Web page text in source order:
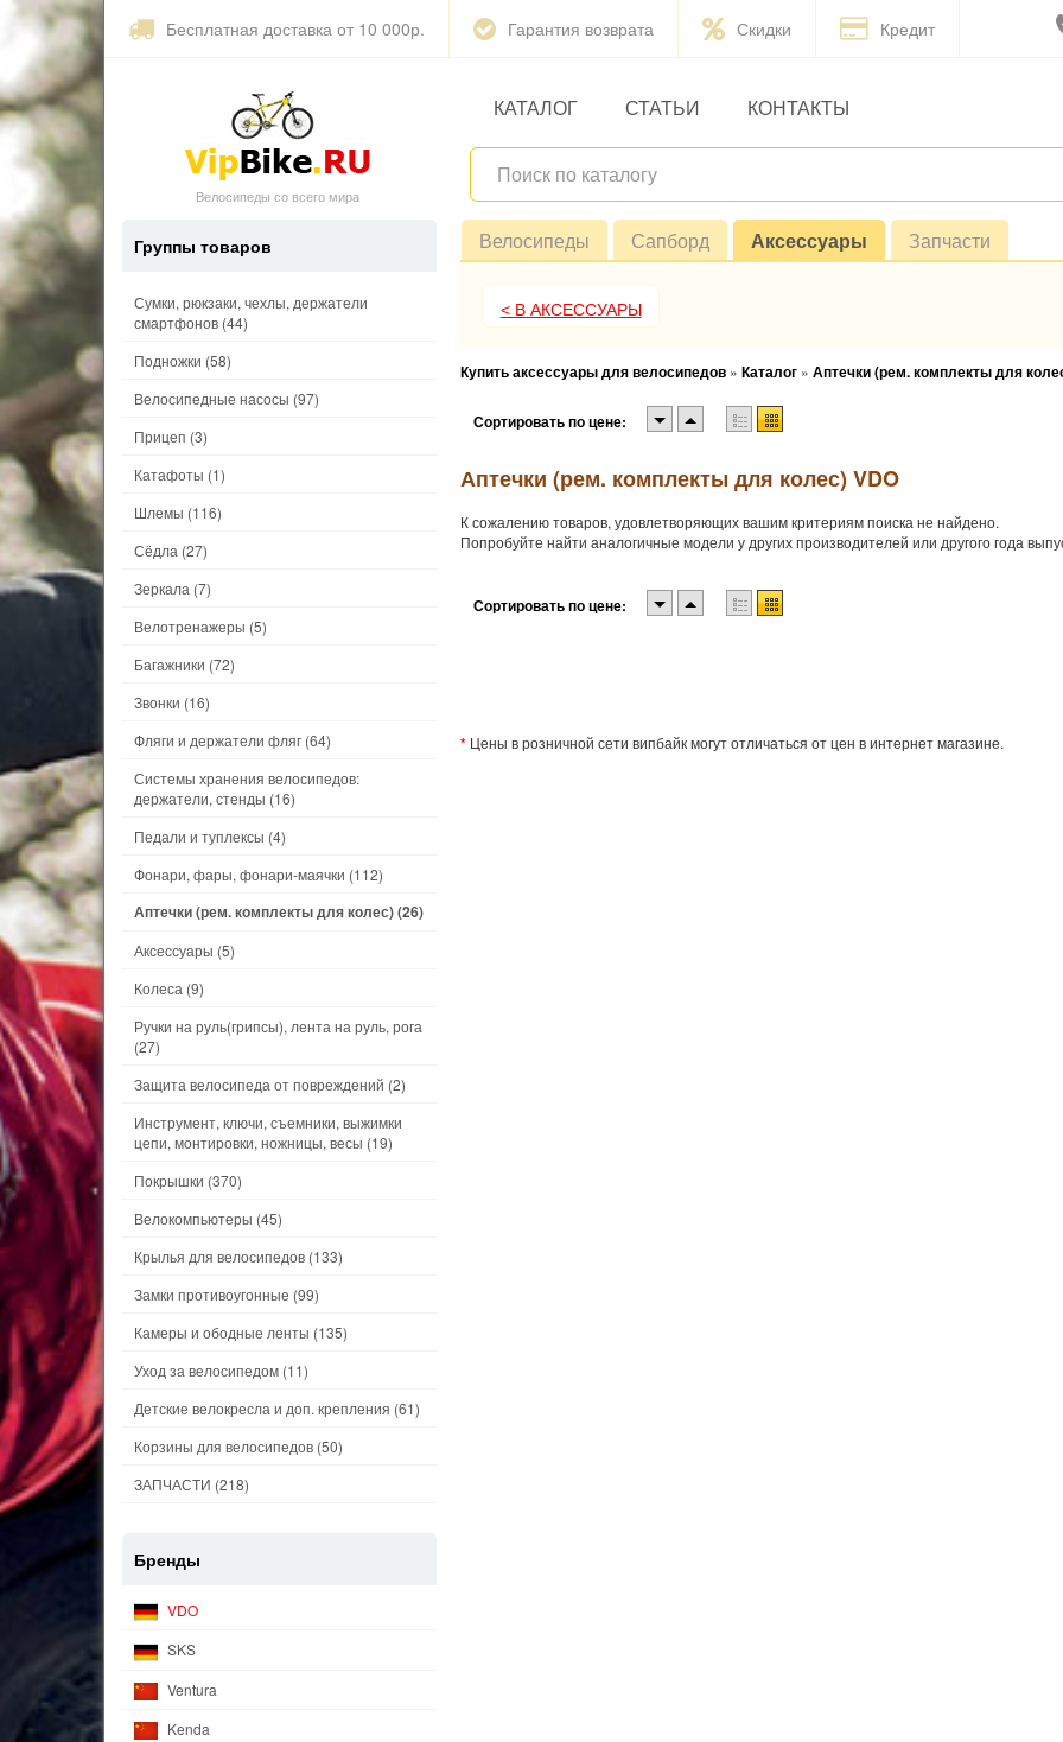
Бесплатная доставка от 10 000р. Гарантия возврата Скидки Кредит
Велосипеды со всего мира
КАТАЛОГ СТАТЬИ КОНТАКТЫ
Велосипеды Сапборд Аксессуары Запчасти
< В АКСЕССУАРЫ
Купить аксессуары для велосипедов » Каталог » Аптечки (рем. комплекты для
Сортировать по цене:
Аптечки (рем. комплекты для колес) VDO
К сожалению товаров, удовлетворяющих вашим критериям поиска не найдено.
Попробуйте найти аналогичные модели у других производителей или другого года
Сортировать по цене:
* Цены в розничной сети випбайк могут отличаться от цен в интернет магазине.
Группы товаров
Сумки, рюкзаки, чехлы, держатели
смартфонов (44)
Подножки (58)
Велосипедные насосы (97)
Прицеп (3)
Катафоты (1)
Шлемы (116)
Сёдла (27)
Зеркала (7)
Велотренажеры (5)
Багажники (72)
Звонки (16)
Фляги и держатели фляг (64)
Системы хранения велосипедов:
держатели, стенды (16)
Педали и туплексы (4)
Фонари, фары, фонари-маячки (112)
Аптечки (рем. комплекты для колес)(26)
Аксессуары (5)
Колеса (9)
Ручки на руль(грипсы), лента на руль, рога
(27)
Защита велосипеда от повреждений (2)
Инструмент, ключи, съемники, выжимки
цепи, монтировки, ножницы, весы (19)
Покрышки (370)
Велокомпьютеры (45)
Крылья для велосипедов (133)
Замки противоугонные (99)
Камеры и ободные ленты (135)
Уход за велосипедом (11)
Детские велокресла и доп. крепления (61)
Корзины для велосипедов (50)
ЗАПЧАСТИ (218)
Бренды
VDO
SKS
Ventura
Kenda